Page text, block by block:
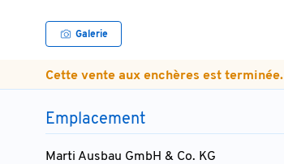
Galerie
Cette vente aux enchères est terminée.
Emplacement
Marti Ausbau GmbH & Co. KG